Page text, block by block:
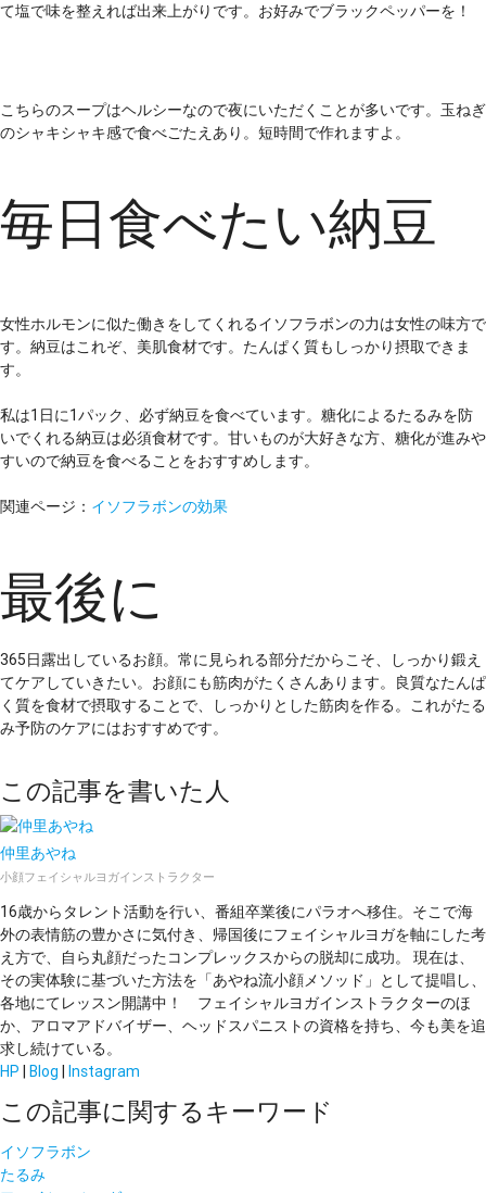
て塩で味を整えれば出来上がりです。お好みでブラックペッパーを！
こちらのスープはヘルシーなので夜にいただくことが多いです。玉ねぎ
のシャキシャキ感で食べごたえあり。短時間で作れますよ。
毎日食べたい納豆
女性ホルモンに似た働きをしてくれるイソフラボンの力は女性の味方で
す。納豆はこれぞ、美肌食材です。たんぱく質もしっかり摂取できま
す。
私は1日に1パック、必ず納豆を食べています。糖化によるたるみを防
いでくれる納豆は必須食材です。甘いものが大好きな方、糖化が進みや
すいので納豆を食べることをおすすめします。
関連ページ： イソフラボンの効果
最後に
365日露出しているお顔。常に見られる部分だからこそ、しっかり鍛え
てケアしていきたい。お顔にも筋肉がたくさんあります。良質なたんぱ
く質を食材で摂取することで、しっかりとした筋肉を作る。これがたる
み予防のケアにはおすすめです。
この記事を書いた人
仲里あやね
小顔フェイシャルヨガインストラクター
16歳からタレント活動を行い、番組卒業後にパラオへ移住。そこで海
外の表情筋の豊かさに気付き、帰国後にフェイシャルヨガを軸にした考
え方で、自ら丸顔だったコンプレックスからの脱却に成功。 現在は、
その実体験に基づいた方法を「あやね流小顔メソッド」として提唱し、
各地にてレッスン開講中！ フェイシャルヨガインストラクターのほ
か、アロマアドバイザー、ヘッドスパニストの資格を持ち、今も美を追
求し続けている。
HP | Blog | Instagram
この記事に関するキーワード
イソフラボン
たるみ